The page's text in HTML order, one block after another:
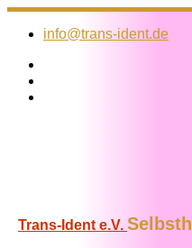
Zum
Inhalt
info@trans-ident.de
Trans-Ident e.V.